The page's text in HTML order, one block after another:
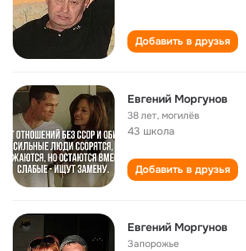
Добавить в друзья
Евгений Моргунов
38 лет,могилёв
43 школа
Добавить в друзья
Евгений Моргунов
Запорожье